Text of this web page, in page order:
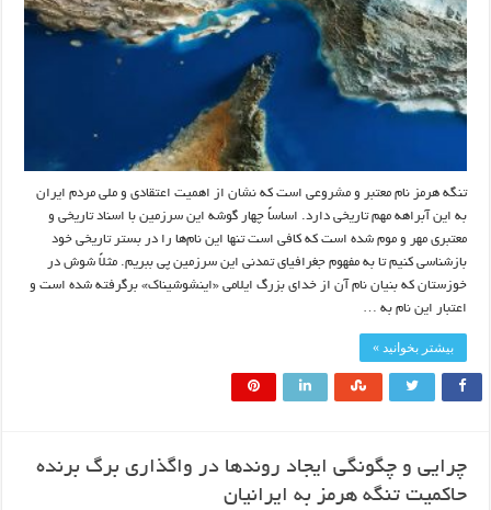
تنگه هرمز نام معتبر و مشروعی است که نشان از اهمیت اعتقادی و ملی مردم ایران
به این آبراهه مهم تاریخی دارد. اساساً چهار گوشه این سرزمین با اسناد تاریخی و
معتبری مهر و موم شده است که کافی است تنها این نام‌ها را در بستر تاریخی خود
بازشناسی کنیم تا به مفهوم جغرافیای تمدنی این سرزمین پی ببریم. مثلاً شوش در
خوزستان که بنیان نام آن از خدای بزرگ ایلامی «اینشوشیناک» برگرفته شده است و
اعتبار این نام به …
بیشتر بخوانید »
چرایی و چگونگی ایجاد روندها در واگذاری برگ برنده
حاکمیت تنگه هرمز به ایرانیان